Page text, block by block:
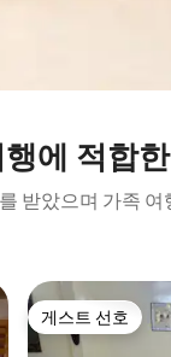
에 적합
받았으며 가족
게스트 선호
게스트 선호